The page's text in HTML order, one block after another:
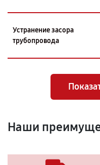
Устранение засора
трубопровода
Наши